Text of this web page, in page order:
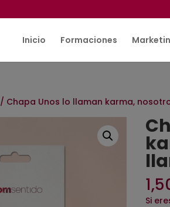
Inicio Formaciones
/ Chapa Unos lo llaman karma,
Si